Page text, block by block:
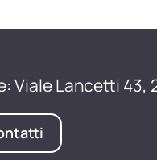
Viale Lancetti 43,